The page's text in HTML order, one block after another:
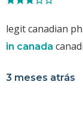
legit canadian
in canada
3 meses atrás